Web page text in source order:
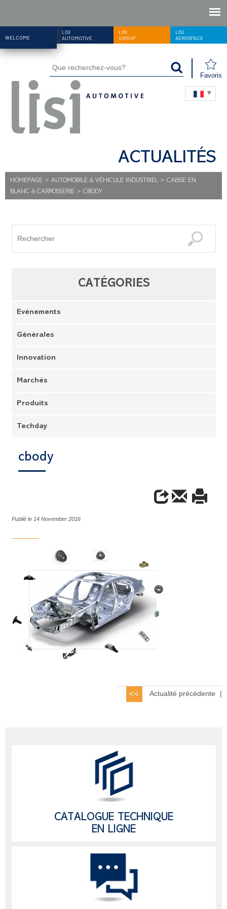
WELCOME
LISI
AUTOMOTIVE
LISI
GROUP
LISI
AEROSPACE
Favoris
ACTUALITÉS
HOMEPAGE > AUTOMOBILE & VÉHICULE INDUSTRIEL> CAISSE EN
BLANC & CARROSSERIE > CBODY
CATÉGORIES
Evénements
Générales
Innovation
Marchés
Produits
Techday
cbody
Publié le 14 November 2016
Actualité précédente |
CATALOGUE TECHNIQUE
EN LIGNE